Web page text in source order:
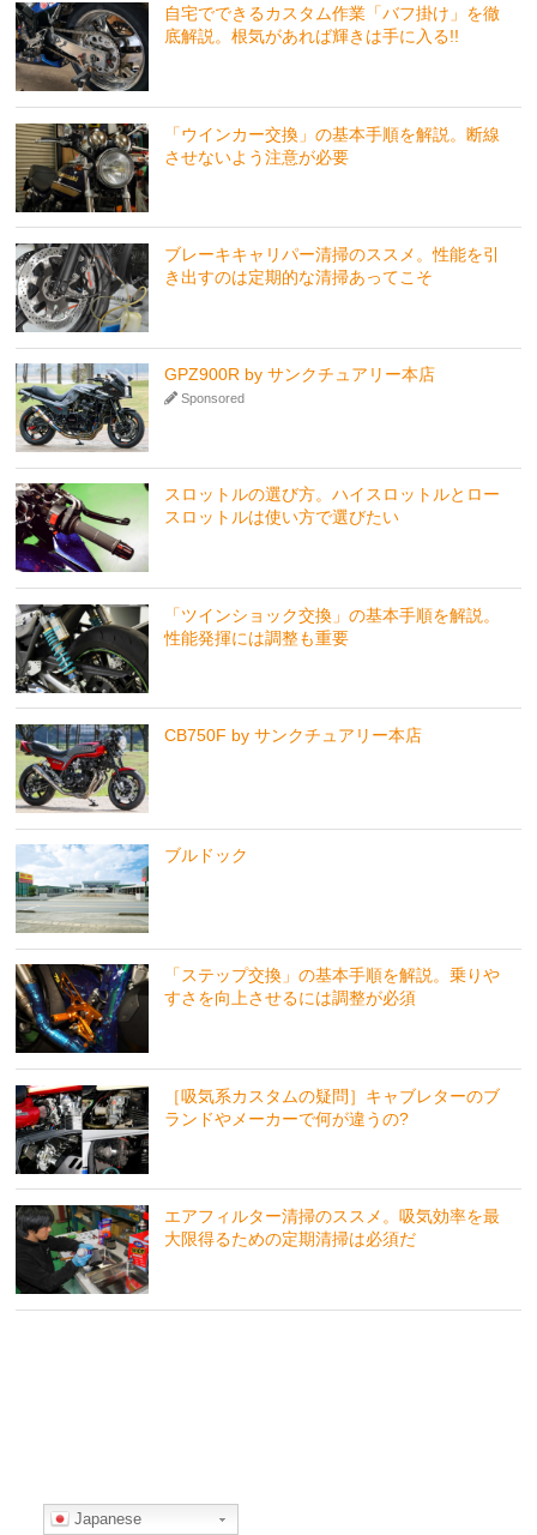
自宅でできるカスタム作業「バフ掛け」を徹
底解説。根気があれば輝きは手に入る!!
「ウインカー交換」の基本手順を解説。断線
させないよう注意が必要
ブレーキキャリパー清掃のススメ。性能を引
き出すのは定期的な清掃あってこそ
GPZ900R by サンクチュアリー本店
Sponsored
スロットルの選び方。ハイスロットルとロー
スロットルは使い方で選びたい
「ツインショック交換」の基本手順を解説。
性能発揮には調整も重要
CB750F by サンクチュアリー本店
ブルドック
「ステップ交換」の基本手順を解説。乗りや
すさを向上させるには調整が必須
［吸気系カスタムの疑問］キャブレターのブ
ランドやメーカーで何が違うの?
エアフィルター清掃のススメ。吸気効率を最
大限得るための定期清掃は必須だ
Japanese